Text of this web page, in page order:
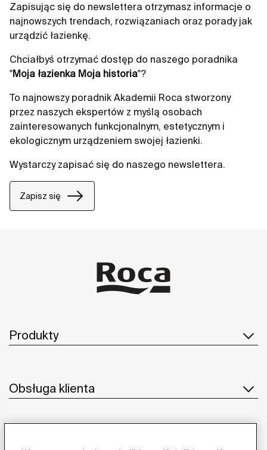
Zapisując się do newslettera otrzymasz informacje o
najnowszych trendach, rozwiązaniach oraz porady jak
urządzić łazienkę.
Chciałbyś otrzymać dostęp do naszego poradnika
"Moja łazienka Moja historia"?
To najnowszy poradnik Akademii Roca stworzony
przez naszych ekspertów z myślą osobach
zainteresowanych funkcjonalnym, estetycznym i
ekologicznym urządzeniem swojej łazienki.
Wystarczy zapisać się do naszego newslettera.
Zapisz się
Produkty
Obsługa klienta